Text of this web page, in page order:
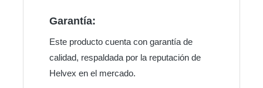
Garantía:
Este producto cuenta con garantía de
calidad, respaldada por la reputación de
Helvex en el mercado.